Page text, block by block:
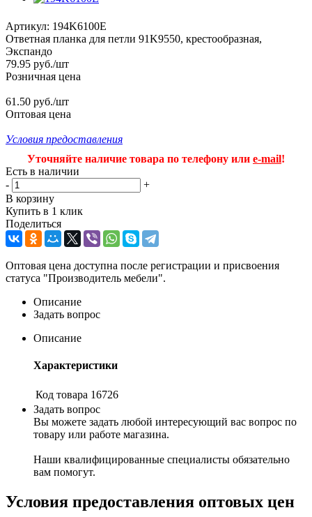
Артикул: 194K6100E
Ответная планка для петли 91K9550, крестообразная,
Экспандо
79.95 руб./шт
Розничная цена
61.50 руб./шт
Оптовая цена
Условия предоставления
Уточняйте наличие товара по телефону или e-mail!
Есть в наличии
-
+
В корзину
Купить в 1 клик
Поделиться
Оптовая цена доступна после регистрации и присвоения
статуса "Производитель мебели".
Описание
Задать вопрос
Описание
Характеристики
Код товара 16726
Задать вопрос
Вы можете задать любой интересующий вас вопрос по
товару или работе магазина.
Наши квалифицированные специалисты обязательно
вам помогут.
Условия предоставления оптовых цен